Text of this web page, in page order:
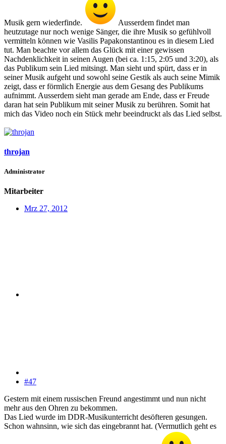
Musik gern wiederfinde.
Ausserdem findet man
heutzutage nur noch wenige Sänger, die ihre Musik so gefühlvoll
vermitteln können wie Vasilis Papakonstantinou es in diesem Lied
tut. Man beachte vor allem das Glück mit einer gewissen
Nachdenklichkeit in seinen Augen (bei ca. 1:15, 2:05 und 3:20), als
das Publikum sein Lied mitsingt. Man sieht und spürt, dass er in
seiner Musik aufgeht und sowohl seine Gestik als auch seine Mimik
zeigt, dass er förmlich Energie aus dem Gesang des Publikums
aufnimmt. Ausserdem sieht man gerade am Ende, dass er Freude
daran hat sein Publikum mit seiner Musik zu berühren. Somit hat
mich das Video noch ein Stück mehr beeindruckt als das Lied selbst.
throjan
Administrator
Mitarbeiter
Mrz 27, 2012
#47
Gestern mit einem russischen Freund angestimmt und nun nicht
mehr aus den Ohren zu bekommen.
Das Lied wurde im DDR-Musikunterricht desöfteren gesungen.
Schon wahnsinn, wie sich das eingebrannt hat. (Vermutlich geht es